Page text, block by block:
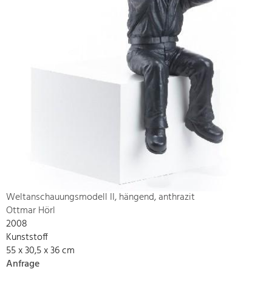
Weltanschauungsmodell II, hängend, anthrazit
Ottmar Hörl
2008
Kunststoff
55 x 30,5 x 36 cm
Anfrage